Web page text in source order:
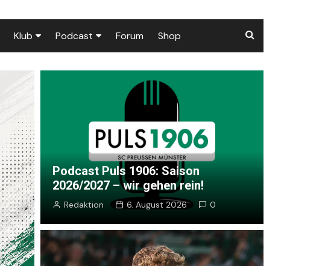
Klub
Unterstützer dieser Seite
Sponsoren
Ex-Preußen
Heute vor …
Podcast Forum Shop
Podcast Puls 1906: Saison
2026/2027 – wir gehen rein!
Redaktion 6. August 2026 0